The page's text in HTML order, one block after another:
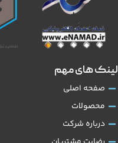
لینک های مهم
صفحه اصلی
محصولات
درباره شرکت